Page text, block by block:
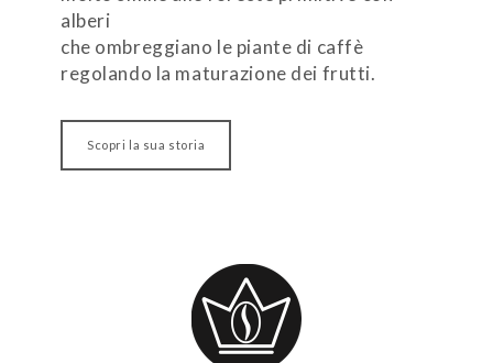
alberi
che ombreggiano le piante di caffè
regolando la maturazione dei frutti.
Scopri la sua storia